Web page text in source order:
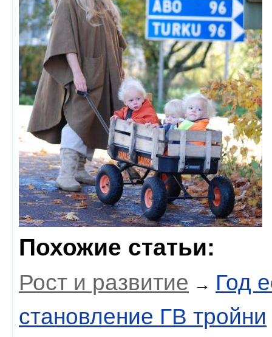
Похожие статьи:
Рост и развитие → Год
становление ГВ тройни